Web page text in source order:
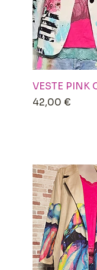
VESTE PINK
Prix
42,00 €